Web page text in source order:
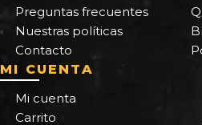
Preguntas frecuentes
Nuestras políticas
Contacto
MI CUENTA
Mi cuenta
Carrito